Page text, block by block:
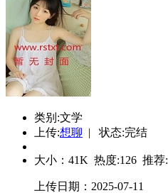
类别:文学
上传:想聊 | 状态:完结
大小： 41K 热度:126 推荐:
上传日期：2025-07-11